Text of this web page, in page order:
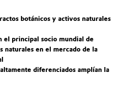
botánicos y activos naturales
el principal socio mundial de
naturales en el mercado de la
diferenciados amplían la